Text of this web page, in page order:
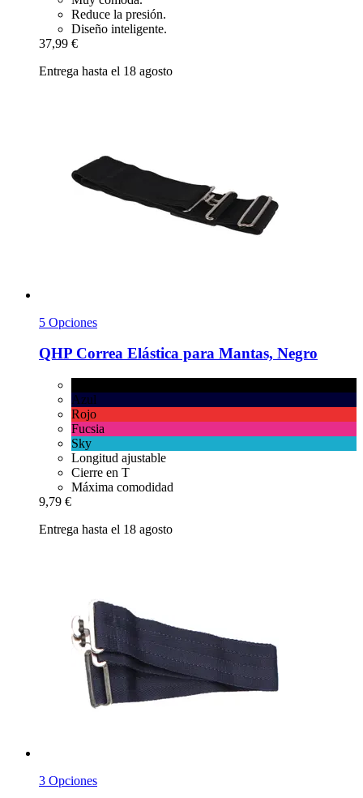
Reduce la presión.
Diseño inteligente.
37,99 €
Entrega hasta el 18 agosto
5 Opciones
QHP Correa Elástica para Mantas, Negro
Azul
Rojo
Fucsia
Sky
Longitud ajustable
Cierre en T
Máxima comodidad
9,79 €
Entrega hasta el 18 agosto
3 Opciones